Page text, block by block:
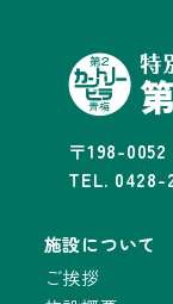
〒198-
TEL.
施設について
ご挨拶